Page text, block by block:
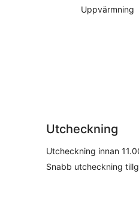
Uppvärmning
Utcheckning
Utcheckning innan
Snabb utcheckning